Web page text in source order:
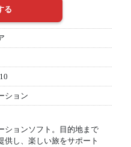
ション
ションソフト。目的地まで
供し、楽しい旅をサポート